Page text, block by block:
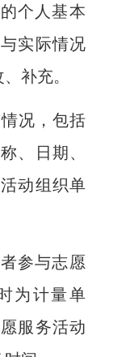
个人基本
实际情况
补充。
况，包括
、日期、
动组织单
参与志愿
为计量单
服务活动